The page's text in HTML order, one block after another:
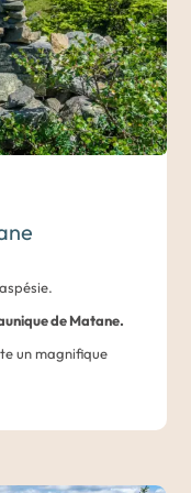
vous seront
Parc National du
de Matane.
un magnifique
sur plus de 100
et la faune